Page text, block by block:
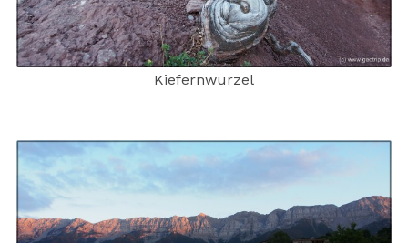
Kiefernwurzel